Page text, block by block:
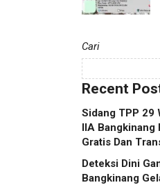
Cari
Recent
Sidang TPP 29
IIA Bangkinang
Gratis Dan
Deteksi Dini
Bangkinang